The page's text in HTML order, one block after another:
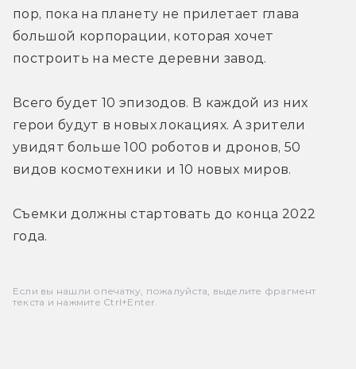
пор, пока на планету не прилетает глава
большой корпорации, которая хочет
построить на месте деревни завод.
Всего будет 10 эпизодов. В каждой из них
герои будут в новых локациях. А зрители
увидят больше 100 роботов и дронов, 50
видов космотехники и 10 новых миров.
Съемки должны стартовать до конца 2022
года.
Если вы нашли опечатку, пожалуйста, выделите фрагмент
текста и нажмите Ctrl+Enter.